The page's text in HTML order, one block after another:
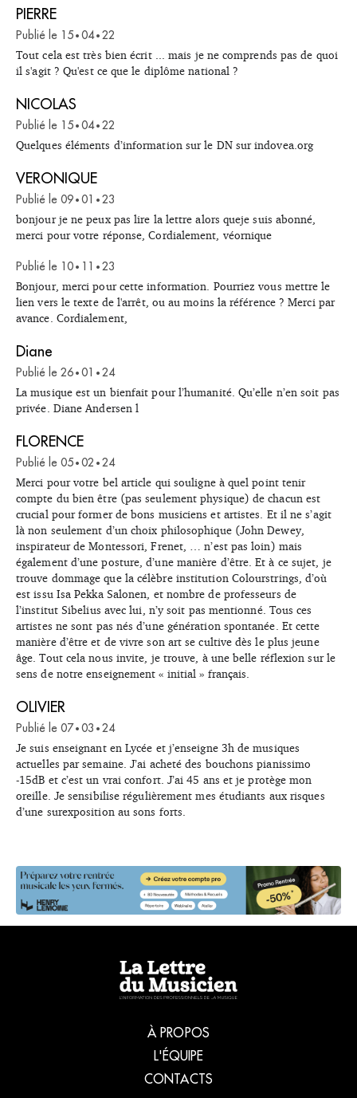
PIERRE
Publié le 15 • 04 • 22
Tout cela est très bien écrit ... mais je ne comprends pas de quoi
il s'agit ? Qu'est ce que le diplôme national ?
NICOLAS
Publié le 15 • 04 • 22
Quelques éléments d’information sur le DN sur indovea.org
VERONIQUE
Publié le 09 • 01 • 23
bonjour je ne peux pas lire la lettre alors queje suis abonné,
merci pour votre réponse, Cordialement, véornique
Publié le 10 • 11 • 23
Bonjour, merci pour cette information. Pourriez vous mettre le
lien vers le texte de l'arrêt, ou au moins la référence ? Merci par
avance. Cordialement,
Diane
Publié le 26 • 01 • 24
La musique est un bienfait pour l’humanité. Qu’elle n’en soit pas
privée. Diane Andersen l
FLORENCE
Publié le 05 • 02 • 24
Merci pour votre bel article qui souligne à quel point tenir
compte du bien être (pas seulement physique) de chacun est
crucial pour former de bons musiciens et artistes. Et il ne s’agit
là non seulement d’un choix philosophique (John Dewey,
inspirateur de Montessori, Frenet, … n’est pas loin) mais
également d’une posture, d’une manière d’être. Et à ce sujet, je
trouve dommage que la célèbre institution Colourstrings, d’où
est issu Isa Pekka Salonen, et nombre de professeurs de
l’institut Sibelius avec lui, n’y soit pas mentionné. Tous ces
artistes ne sont pas nés d’une génération spontanée. Et cette
manière d’être et de vivre son art se cultive dès le plus jeune
âge. Tout cela nous invite, je trouve, à une belle réflexion sur le
sens de notre enseignement « initial » français.
OLIVIER
Publié le 07 • 03 • 24
Je suis enseignant en Lycée et j’enseigne 3h de musiques
actuelles par semaine. J’ai acheté des bouchons pianissimo
-15dB et c’est un vrai confort. J’ai 45 ans et je protège mon
oreille. Je sensibilise régulièrement mes étudiants aux risques
d’une surexposition au sons forts.
À PROPOS
L'ÉQUIPE
CONTACTS